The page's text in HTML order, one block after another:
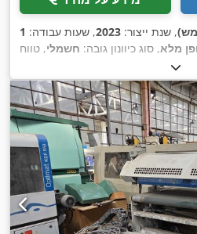
, שנת ייצור: 2023, שעות עבודה:
מלא, סוג כיוונון גובה: חשמלי, טווח
400 מ"מ